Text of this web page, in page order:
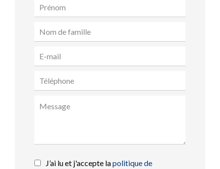
J’ai lu et j'accepte lapolitique de